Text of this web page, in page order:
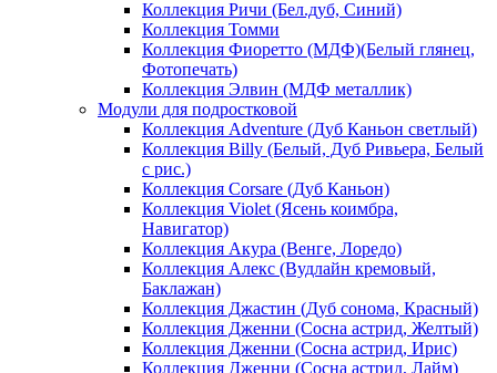
Коллекция Ричи (Бел.дуб, Синий)
Коллекция Томми
Коллекция Фиоретто (МДФ)(Белый глянец,
Фотопечать)
Коллекция Элвин (МДФ металлик)
Модули для подростковой
Коллекция Adventure (Дуб Каньон светлый)
Коллекция Billy (Белый, Дуб Ривьера, Белый
с рис.)
Коллекция Corsare (Дуб Каньон)
Коллекция Violet (Ясень коимбра,
Навигатор)
Коллекция Акура (Венге, Лоредо)
Коллекция Алекс (Вудлайн кремовый,
Баклажан)
Коллекция Джастин (Дуб сонома, Красный)
Коллекция Дженни (Cосна астрид, Желтый)
Коллекция Дженни (Cосна астрид, Ирис)
Коллекция Дженни (Cосна астрид, Лайм)